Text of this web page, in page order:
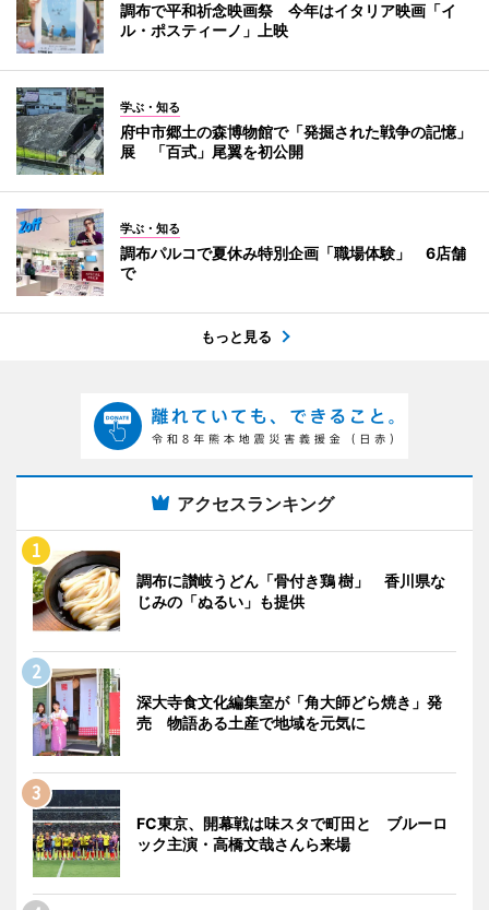
調布で平和祈念映画祭 今年はイタリア映画「イ
ル・ポスティーノ」上映
学ぶ・知る
府中市郷土の森博物館で「発掘された戦争の記憶」
展 「百式」尾翼を初公開
学ぶ・知る
調布パルコで夏休み特別企画「職場体験」 6店舗
で
もっと見る
アクセスランキング
調布に讃岐うどん「骨付き鶏 樹」 香川県な
じみの「ぬるい」も提供
深大寺食文化編集室が「角大師どら焼き」発
売 物語ある土産で地域を元気に
FC東京、開幕戦は味スタで町田と ブルーロ
ック主演・高橋文哉さんら来場